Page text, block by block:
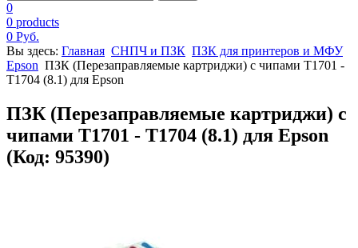
0
0 products
0 Руб.
Вы здесь: Главная СНПЧ и ПЗК ПЗК для принтеров и МФУ
Epson ПЗК (Перезаправляемые картриджи) с чипами T1701 -
T1704 (8.1) для Epson
ПЗК (Перезаправляемые картриджи) с
чипами T1701 - T1704 (8.1) для Epson
(Код: 95390)